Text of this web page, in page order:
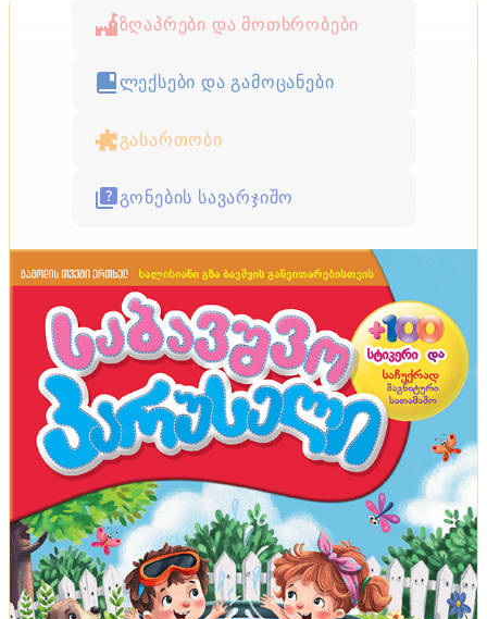
ზღაპრები და მოთხრობები
ლექსები და გამოცანები
გასართობი
გონების სავარჯიშო